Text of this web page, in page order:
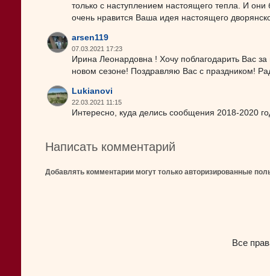
только с наступлением настоящего тепла. И
очень нравится Ваша идея настоящего
arsen119
07.03.2021 17:23
Ирина Леонардовна ! Хочу поблагодарить Вас
новом сезоне! Поздравляю Вас с праздником!
Lukianovi
22.03.2021 11:15
Интересно, куда делись сообщения 2018-2020
Написать комментарий
Добавлять комментарии могут только авторизированные
Все